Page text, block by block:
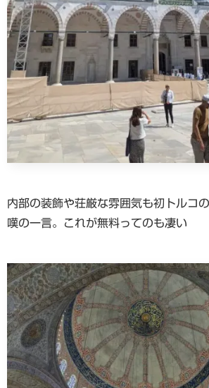
内部の装飾や荘厳な雰囲気も初トルコ
嘆の一言。これが無料ってのも凄い